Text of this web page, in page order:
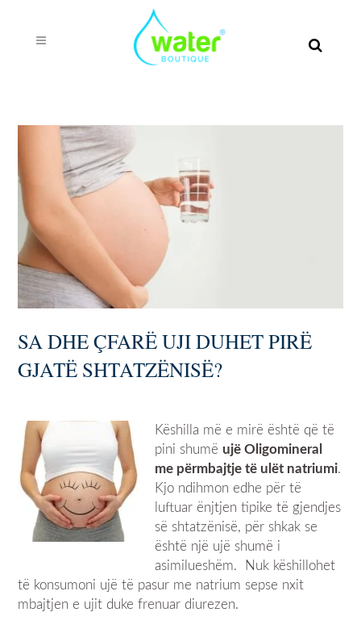
SA DHE ÇFARË UJI DUHET PIRË
GJATË SHTATZËNISË?
Këshilla më e mirë është që të
pini shumë ujë Oligomineral
me përmbajtje të ulët natriumi.
Kjo ndihmon edhe për të
luftuar ënjtjen tipike të gjendjes
së shtatzënisë, për shkak se
është një ujë shumë i
asimilueshëm. Nuk këshillohet
të konsumoni ujë të pasur me natrium sepse nxit
mbajtjen e ujit duke frenuar diurezen.